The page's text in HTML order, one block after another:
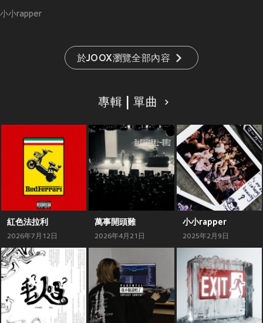
小小rapper
於JOOX瀏覽全部內容
專輯 | 單曲
紅色法拉利
2026年7月12日
萬事開頭難
2026年4月21日
小小rapper
2025年2月9日